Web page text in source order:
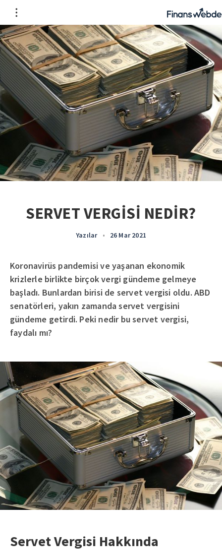
SERVET VERGİSİ NEDİR?
Yazılar • 26 Mar 2021
Koronavirüs pandemisi ve yaşanan ekonomik
krizlerle birlikte birçok vergi gündeme gelmeye
başladı. Bunlardan birisi de servet vergisi oldu. ABD
senatörleri, yakın zamanda servet vergisini
gündeme getirdi. Peki nedir bu servet vergisi,
faydalı mı?
Servet Vergisi Hakkında